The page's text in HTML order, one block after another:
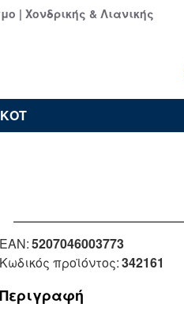
| Χονδρικής & Λιανικής
Περιγραφή
Κωδικός προϊόντος:342161
EAN:5207046003773